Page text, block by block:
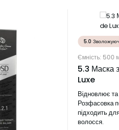
5.0
Ємність: 500
5.3 Маска
Luxe
Відновлює
Розфасовка
підходить
волосся.